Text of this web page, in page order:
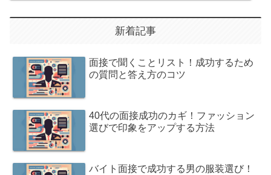
新着記事
面接で聞くことリスト！成功するため
の質問と答え方のコツ
40代の面接成功のカギ！ファッション
選びで印象をアップする方法
バイト面接で成功する男の服装選び！